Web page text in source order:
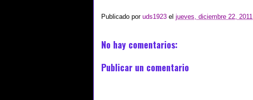
Publicado por uds1923 el jueves, diciembre 22, 2011
No hay comentarios:
Publicar un comentario